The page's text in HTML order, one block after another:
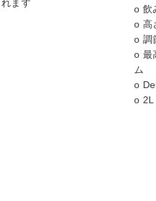
o 飲
o 高
o 調
o 最
ム
o
o 2L